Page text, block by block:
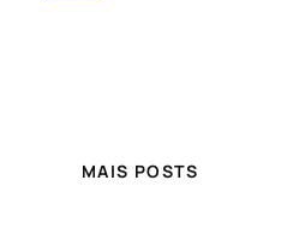
MAIS POSTS